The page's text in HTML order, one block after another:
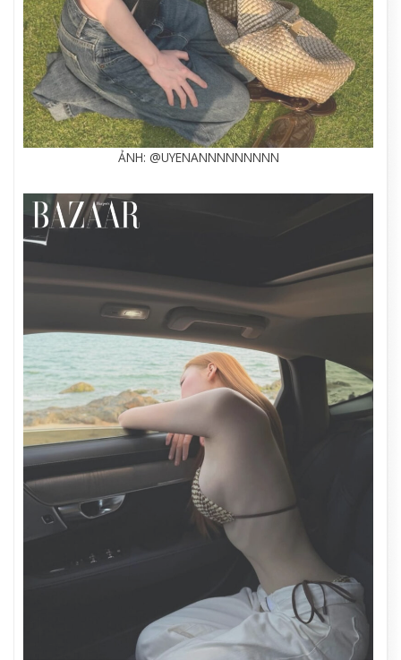
ẢNH: @UYENANNNNNNNNN